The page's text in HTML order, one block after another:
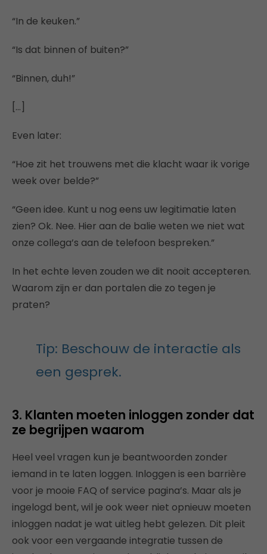
“In de keuken.”
“Is dat binnen of buiten?”
“Binnen, duh!”
[…]
Even later:
“Hoe zit het trouwens met die klacht waar ik vorige
week over belde?”
“Geen idee. Kunt u nog eens uw legitimatie laten
zien? Ok. Nee. Hier aan de balie weten we niet wat
onze collega’s aan de telefoon bespreken.”
In het echte leven zouden we dit nooit accepteren.
Waarom zijn er dan portalen die zo tegen je
praten?
Tip: Beschouw de interactie als
een gesprek.
3. Klanten moeten inloggen zonder dat
ze begrijpen waarom
Heel veel vragen kun je beantwoorden zonder
iemand in te laten loggen. Inloggen is een barrière
voor je mooie FAQ of service pagina’s. Maar als je
ingelogd bent, wil je ook weer niet opnieuw moeten
inloggen nadat je wat uitleg hebt gelezen. Dit pleit
ook voor een vergaande integratie tussen de